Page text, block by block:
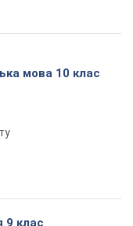
мова 10 клас
9 клас